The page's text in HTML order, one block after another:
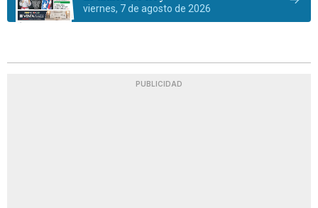
viernes, 7 de agosto de 2026
PUBLICIDAD